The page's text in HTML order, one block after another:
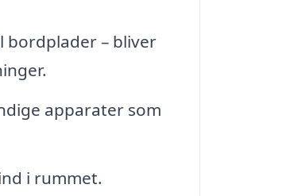
bordplader – bliver
apparater som
i rummet.